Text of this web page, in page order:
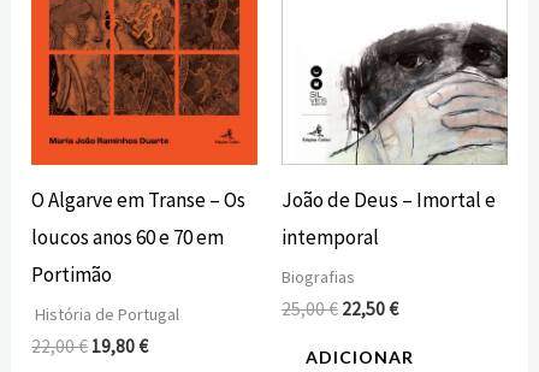
O Algarve em Transe – Os
loucos anos 60 e 70 em
Portimão
História de Portugal
22,00€ 19,80€
João de Deus – Imortal e
intemporal
Biografias
25,00€ 22,50€
ADICIONAR